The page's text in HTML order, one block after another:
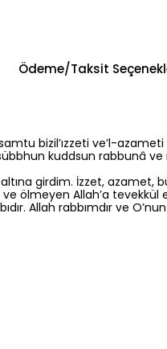
Ödeme/Taksit
bizil’ızzeti ve’l-
kuddsun rabbunâ ve
girdim. İzzet, azamet,
ve ölmeyen Allah’a
Allah rabbımdır ve